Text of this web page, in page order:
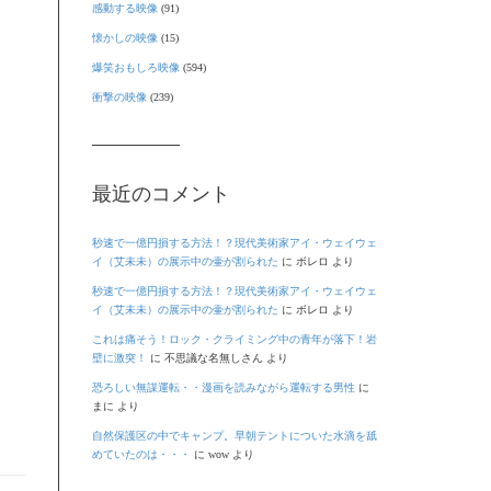
感動する映像 (91)
懐かしの映像 (15)
爆笑おもしろ映像 (594)
衝撃の映像 (239)
最近のコメント
秒速で一億円損する方法！？現代美術家アイ・ウェイウェ
イ（艾未未）の展示中の壷が割られた に ボレロ より
秒速で一億円損する方法！？現代美術家アイ・ウェイウェ
イ（艾未未）の展示中の壷が割られた に ボレロ より
これは痛そう！ロック・クライミング中の青年が落下！岩
壁に激突！
に 不思議な名無しさん より
恐ろしい無謀運転・・漫画を読みながら運転する男性に
まに より
自然保護区の中でキャンプ。早朝テントについた水滴を舐
めていたのは・・・
に wowより